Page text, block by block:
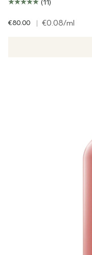
(11)
€80.00 | €0.08/ml